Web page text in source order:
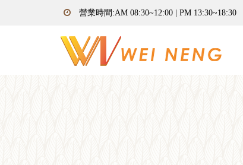
營業時間:AM 08:30~12:00 | PM 13:30~18:30